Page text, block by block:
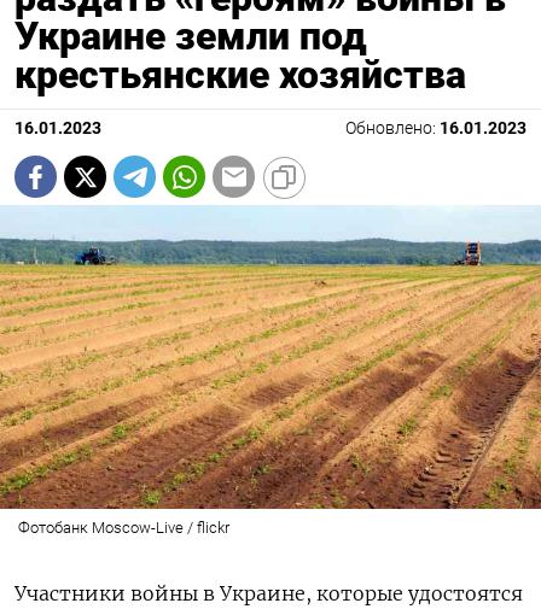
Украине земли под
крестьянские хозяйства
16.01.2023 Обновлено: 16.01.2023
Фотобанк Moscow-Live / flickr
Участники войны в Украине, которые удостоятся